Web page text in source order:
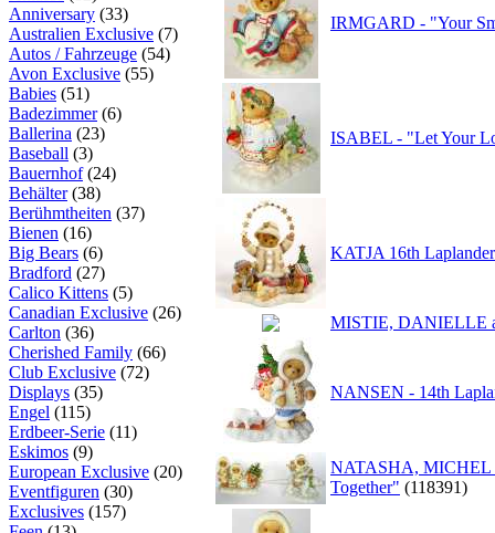
Anniversary (33)
Australien Exclusive (7)
Autos / Fahrzeuge (54)
Avon Exclusive (55)
Babies (51)
Badezimmer(6)
Ballerina (23)
Baseball (3)
Bauernhof(24)
Behälter(38)
Berühmtheiten (37)
Bienen (16)
Big Bears (6)
Bradford (27)
Calico Kittens (5)
Canadian Exclusive (26)
Carlton (36)
Cherished Family (66)
Club Exclusive (72)
Displays (35)
Engel (115)
Erdbeer-Serie (11)
Eskimos (9)
European Exclusive (20)
Eventfiguren (30)
Exclusives (157)
IRMGARD - "Your
ISABEL - "Let Your
KATJA 16th
MISTIE, DANIELLE
NANSEN - 14th
NATASHA, MICHEL
Together" (118391)